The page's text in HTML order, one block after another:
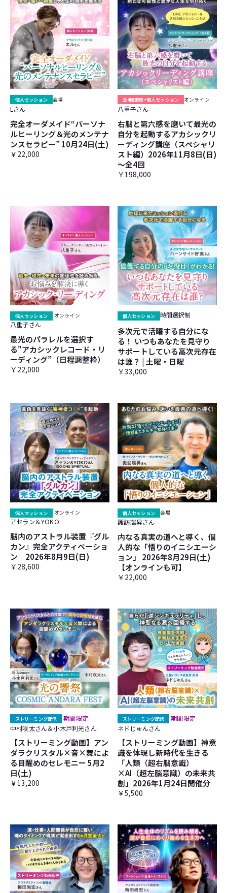
個人セッション 会場
Lさん
完全オーダメイド‟パーソナ
ルヒーリング＆光のメンテナ
ンスセラピー” 10月24日(土)
￥22,000
全4回講座+個人セッション オンライン
八重子さん
右脳と第六感を磨いて最光の
自分を起動するアカシックリ
ーディング講座（スペシャリ
スト編）2026年11月8日(日)
～全4回
￥198,000
個人セッション オンライン
八重子さん
最光のパラレルを選択す
る"アカシックレコード・リ
ーディング”（日程調整枠）
￥22,000
個人セッション 時間選択制
多次元で活躍する自分にな
る！ いつもあなたを見守り
サポートしている高次元存在
は誰？ | 土曜・日曜
￥33,000
個人セッション オンライン
アセラン＆YOKO
脳内のアストラル装置『グル
カン』完全アクティベーショ
ン 2026年8月9日(日)
￥28,600
個人セッション 会場
諏訪瑞昇さん
内なる真実の道へと導く、個
人的な「悟りのイニシエーシ
ョン」 2026年8月29日(土)
【オンラインも可】
￥22,000
ストリーミング配信
期間限定
中村咲太さん＆小木戸利光さん
【ストリーミング動画】アン
ダラクリスタル×音×舞によ
る目醒めのセレモニー 5月2
日(土)
￥13,200
ストリーミング配信
期間限定
ネドじゅんさん
【ストリーミング動画】神意
識を体現し新時代を生きる
「人類（超右脳意識）
×AI（超左脳意識）の未来共
創」2026年1月24日開催分
￥5,500